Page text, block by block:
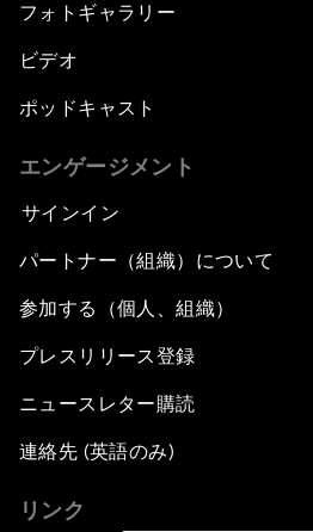
フォトギャラリー
ビデオ
ポッドキャスト
エンゲージメント
サインイン
パートナー（組織）について
参加する（個人、組織）
プレスリリース登録
ニュースレター購読
連絡先 (英語のみ)
リンク